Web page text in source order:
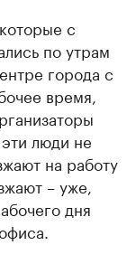
с
по утрам
города с
время,
люди не
на работу
– уже,
дня